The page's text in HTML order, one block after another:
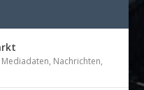
Mediadaten, Nachrichten,